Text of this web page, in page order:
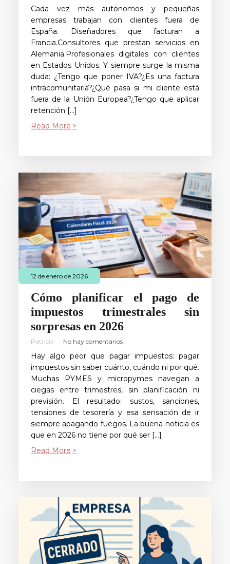
Cada vez más autónomos y pequeñas
empresas trabajan con clientes fuera de
España. Diseñadores que facturan a
Francia.Consultores que prestan servicios en
Alemania.Profesionales digitales con clientes
en Estados Unidos. Y siempre surge la misma
duda: ¿Tengo que poner IVA?¿Es una factura
intracomunitaria?¿Qué pasa si mi cliente está
fuera de la Unión Europea?¿Tengo que aplicar
retención […]
Read More
12 de enero de 2026
Cómo planificar el pago de
impuestos trimestrales sin
sorpresas en 2026
Patricia No hay comentarios
Hay algo peor que pagar impuestos: pagar
impuestos sin saber cuánto, cuándo ni por qué.
Muchas PYMES y micropymes navegan a
ciegas entre trimestres, sin planificación ni
previsión. El resultado: sustos, sanciones,
tensiones de tesorería y esa sensación de ir
siempre apagando fuegos. La buena noticia es
que en 2026 no tiene por qué ser […]
Read More